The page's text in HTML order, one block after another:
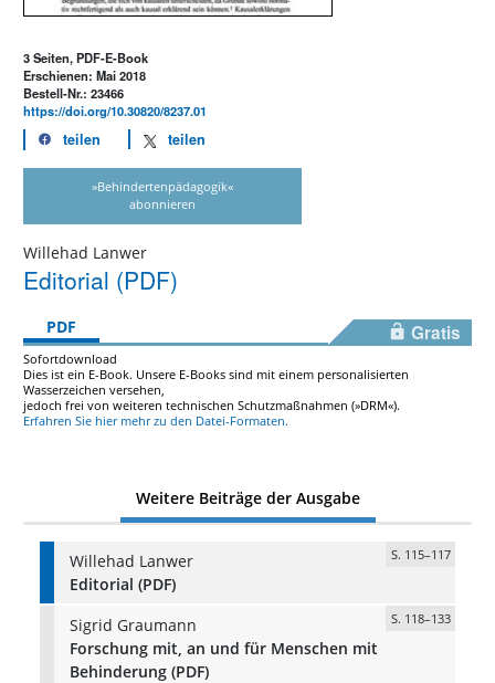
3 Seiten, PDF-E-Book
Erschienen: Mai 2018
Bestell-Nr.: 23466
https://doi.org/10.30820/8237.01
teilen teilen
»Behindertenpädagogik«
abonnieren
Willehad Lanwer
Editorial (PDF)
PDF Gratis
Sofortdownload
Dies ist ein E-Book. Unsere E-Books sind mit einem personalisierten
Wasserzeichen versehen,
jedoch frei von weiteren technischen Schutzmaßnahmen (»DRM«).
Erfahren Sie hier mehr zu den Datei-Formaten.
Weitere Beiträge der Ausgabe
Willehad Lanwer S. 115–117
Editorial (PDF)
Sigrid Graumann
S. 118–133
Forschung mit, an und für Menschen mit
Behinderung (PDF)